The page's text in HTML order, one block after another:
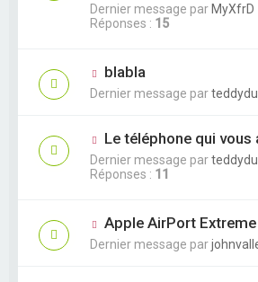
Dernier message par MyXfrD
Réponses : 15
blabla
Dernier message par
Le téléphone qui vous
Dernier message par
Réponses : 11
Apple AirPort Extreme
Dernier message par